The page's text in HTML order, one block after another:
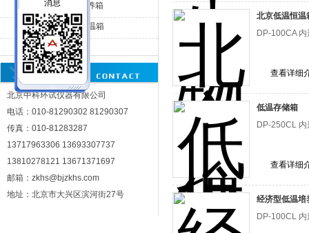
北京中科环试仪器有限公司
DP-250CL低温培养箱
DP-100CA低温恒温箱
DP-250CA低温箱
北京中科环试仪器有限公司
电话：010-81290302 81290307
传真：010-81283287
13717963306 13693307737
13810278121 13671371697
邮箱：zkhs@bjzkhs.com
地址：北京市大兴区滨河街27号
北京低温恒温
DP-100CA
查看详细
低温存储箱
DP-250CL
查看详细
经济型低温培
DP-100CL